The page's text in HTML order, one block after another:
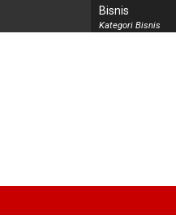
Bisnis
Kategori Bisnis